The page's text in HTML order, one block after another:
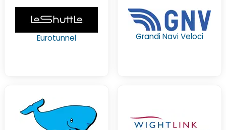
Eurotunnel Grandi Navi Veloci